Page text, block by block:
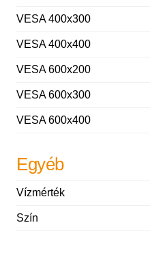
VESA 400x300
VESA 400x400
VESA 600x200
VESA 600x300
VESA 600x400
Egyéb
Vízmérték
Szín